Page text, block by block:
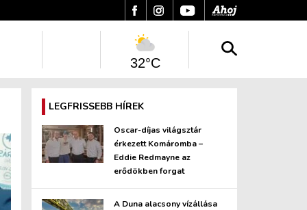
32°C
LEGFRISSEBB HÍREK
Oscar-díjas világsztár
érkezett Komáromba –
Eddie Redmayne az
erődökben forgat
A Duna alacsony vízállása